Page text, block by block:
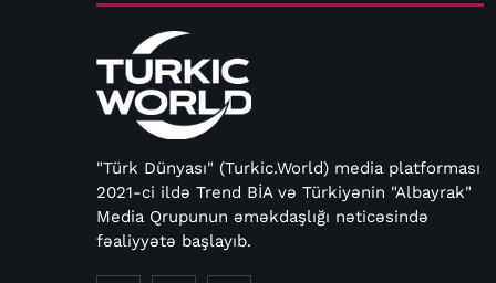
"Türk Dünyası" (Turkic.World) media platforması
2021-ci ildə Trend BİA və Türkiyənin "Albayrak"
Media Qrupunun əməkdaşlığı nəticəsində
fəaliyyətə başlayıb.